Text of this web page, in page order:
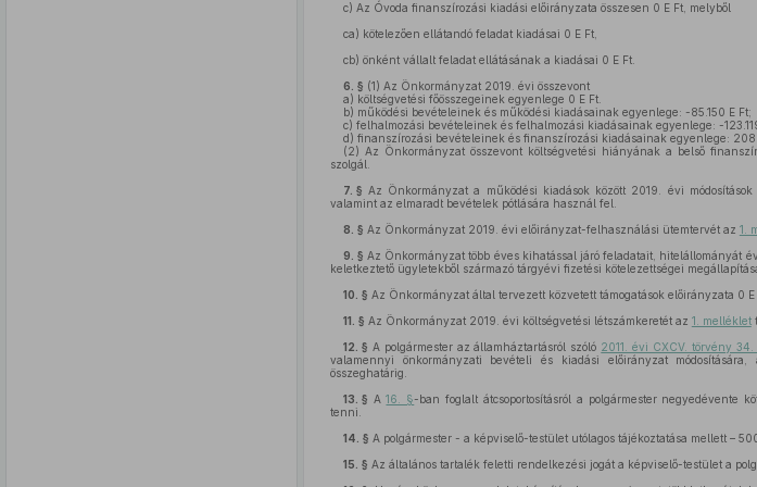
c) Az Óvoda finanszírozási kiadási előirányzata összesen 0 E Ft, melyből
ca) kötelezően ellátandó feladat kiadásai 0 E Ft,
cb) önként vállalt feladat ellátásának a kiadásai 0 E Ft.
6. § (1) Az Önkormányzat 2019. évi összevont
a) költségvetési főösszegeinek egyenlege 0 E Ft.
b) működési bevételeinek és működési kiadásainak egyenlege: -85.150 E Ft;
c) felhalmozási bevételeinek és felhalmozási kiadásainak egyenlege: -
d) finanszírozási bevételeinek és finanszírozási kiadásainak egyenlege:
(2) Az Önkormányzat összevont költségvetési hiányának a belső
szolgál.
7. § Az Önkormányzat a működési kiadások között 2019. évi
valamint az elmaradt bevételek pótlására használ fel.
8. § Az Önkormányzat 2019. évi előirányzat-felhasználási ütemtervét az 1.
9. § Az Önkormányzat több éves kihatással járó feladatait, hitelállományát
keletkeztető ügyletekből származó tárgyévi fizetési kötelezettségei
10. § Az Önkormányzat által tervezett közvetett támogatások előirányzata 0 E
11. § Az Önkormányzat 2019. évi költségvetési létszámkeretét az 1. melléklet
12. § A polgármester az államháztartásról szóló 2011. évi CXCV. törvény
valamennyi önkormányzati bevételi és kiadási előirányzat
összeghatárig.
13. § A16. §-ban foglalt átcsoportosításról a polgármester negyedévente
tenni.
14. § A polgármester - a képviselő-testület utólagos tájékoztatása mellett –
15. § Az általános tartalék feletti rendelkezési jogát a képviselő-testület a